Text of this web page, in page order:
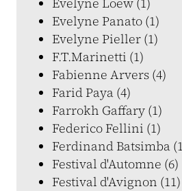
Evelyne Panato (1)
Evelyne Pieller (1)
F.T.Marinetti (1)
Fabienne Arvers (4)
Farid Paya (4)
Farrokh Gaffary (1)
Federico Fellini (1)
Ferdinand Batsimba
Festival d'Automne (6)
Festival d'Avignon (11)